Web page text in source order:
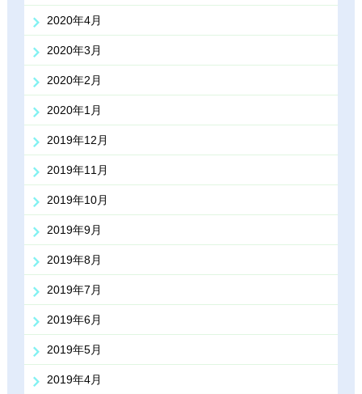
2020年4月
2020年3月
2020年2月
2020年1月
2019年12月
2019年11月
2019年10月
2019年9月
2019年8月
2019年7月
2019年6月
2019年5月
2019年4月